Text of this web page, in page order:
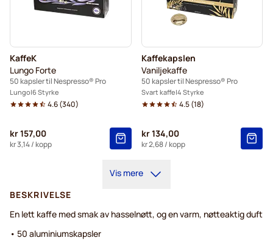
KaffeK
Lungo Forte
50 kapsler til Nespresso® Pro
Lungo 6 Styrke
4.6(340)
kr 157,00
kr 3,14/ kopp
Kaffekapslen
Vaniljekaffe
50 kapsler til Nespresso® Pro
Svart kaffe 4 Styrke
4.5(18)
kr 134,00
kr 2,68/ kopp
Vis mere
BESKRIVELSE
En lett kaffe med smak av hasselnøtt, og en varm, nøtteaktig duft
• 50 aluminiumskapsler